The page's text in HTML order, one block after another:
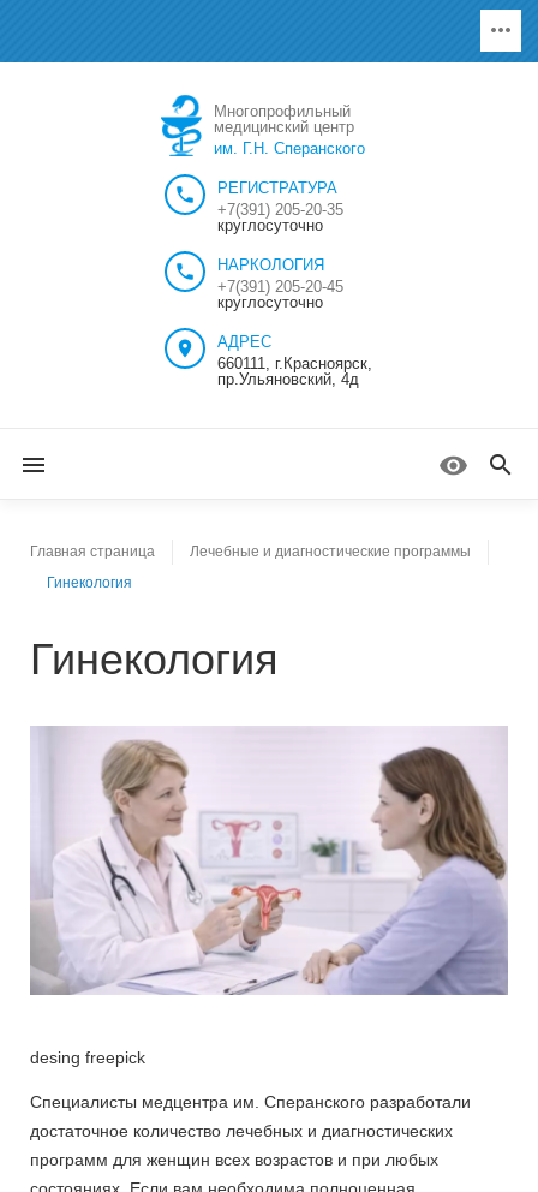
Многопрофильный
медицинский центр
им. Г.Н. Сперанского
РЕГИСТРАТУРА
+7(391) 205-20-35
круглосуточно
НАРКОЛОГИЯ
+7(391) 205-20-45
круглосуточно
АДРЕС
660111, г.Красноярск,
пр.Ульяновский, 4д
Главная страница
Лечебные и диагностические программы
Гинекология
Гинекология
desing freepick
Специалисты медцентра им. Сперанского разработали
достаточное количество лечебных и диагностических
программ для женщин всех возрастов и при любых